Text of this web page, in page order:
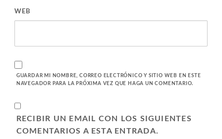
WEB
GUARDAR MI NOMBRE, CORREO ELECTRÓNICO Y SITIO WEB EN ESTE
NAVEGADOR PARA LA PRÓXIMA VEZ QUE HAGA UN COMENTARIO.
RECIBIR UN EMAIL CON LOS SIGUIENTES
COMENTARIOS A ESTA ENTRADA.